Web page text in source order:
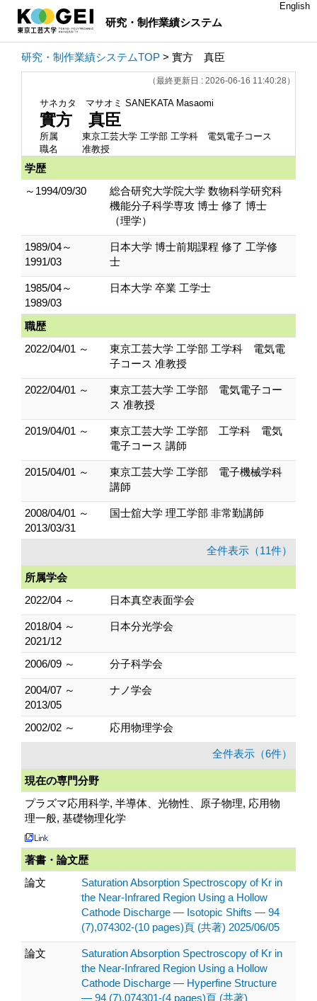
研究・制作業績システム
English
研究・制作業績システムTOP > 實方 真臣
（最終更新日 : 2026-06-16 11:40:28）
サネカタ マサオミ SANEKATA Masaomi
實方 真臣
所属
東京工芸大学 工学部 工学科 電気電子コース
職名
准教授
学歴
～1994/09/30
総合研究大学院大学 数物科学研究科
機能分子科学専攻 博士 修了 博士
（理学）
1989/04～
1991/03
日本大学 博士前期課程 修了 工学修
士
1985/04～
1989/03
日本大学 卒業 工学士
職歴
2022/04/01 ～
東京工芸大学 工学部 工学科 電気電
子コース 准教授
2022/04/01 ～
東京工芸大学 工学部 電気電子コー
ス 准教授
2019/04/01 ～
東京工芸大学 工学部 工学科 電気
電子コース 講師
2015/04/01 ～
東京工芸大学 工学部 電子機械学科
講師
2008/04/01 ～
2013/03/31
国士舘大学 理工学部 非常勤講師
全件表示（11件）
所属学会
2022/04 ～
日本真空表面学会
2018/04 ～
2021/12
日本分光学会
2006/09 ～ 分子科学会
2004/07 ～
2013/05
ナノ学会
2002/02 ～ 応用物理学会
全件表示（6件）
現在の専門分野
プラズマ応用科学, 半導体、光物性、原子物理, 応用物
理一般, 基礎物理化学
著書・論文歴
論文
Saturation Absorption Spectroscopy of Kr in
the Near-Infrared Region Using a Hollow
Cathode Discharge — Isotopic Shifts — 94
(7),074302-(10 pages)頁 (共著) 2025/06/05
論文
Saturation Absorption Spectroscopy of Kr in
the Near-Infrared Region Using a Hollow
Cathode Discharge — Hyperfine Structure
— 94 (7),074301-(4 pages)頁 (共著)